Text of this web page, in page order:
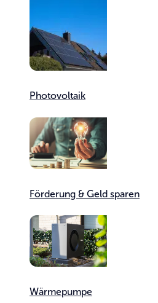
Photovoltaik
Förderung & Geld sparen
Wärme­pumpe